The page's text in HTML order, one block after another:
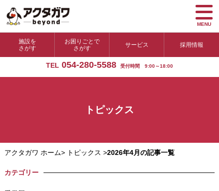
施設を
さがす
お困りごとで
さがす
サービス 採用情報
TEL 054-280-5588 受付時間 9:00～18:00
MENU
トピックス
アクタガワ ホーム> トピックス >2026年4月の記事一覧
カテゴリー